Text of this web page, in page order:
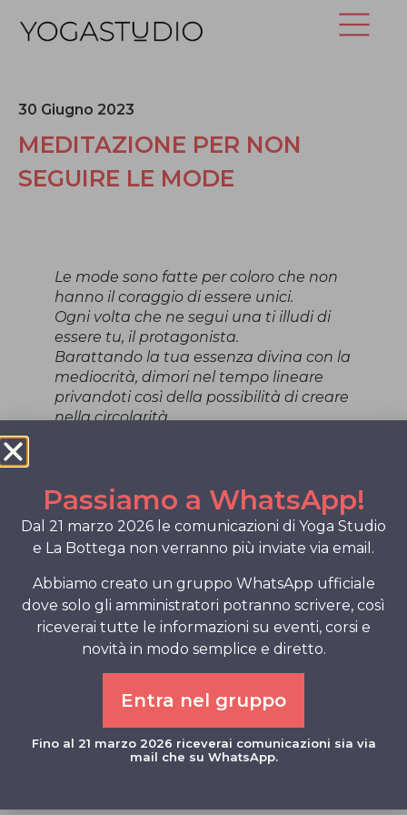
30 Giugno 2023
MEDITAZIONE PER NON
SEGUIRE LE MODE
Le mode sono fatte per coloro che non
hanno il coraggio di essere unici.
Ogni volta che ne segui una ti illudi di
essere tu, il protagonista.
Barattando la tua essenza divina con la
mediocrità, dimori nel tempo lineare
privandoti così della possibilità di creare
nella circolarità.
Inizia dalle piccole cose.
Cerca di farlo con il cibo abbinando
gusti insoliti.
Con l’abbigliamento indossando i capi
che scegli in modo non convenzionale
. . . magari il sotto per il sopra od il
davanti per il dietro.
Sii tu stesso a plasmare il momento
presente, non permettere mai che
accada il contrario!
Lo Staff di Yoga Studio
Passiamo a WhatsApp!
Dal 21 marzo 2026 le comunicazioni di Yoga Studio
e La Bottega non verranno più inviate via email.
Abbiamo creato un gruppo WhatsApp ufficiale
dove solo gli amministratori potranno scrivere, così
riceverai tutte le informazioni su eventi, corsi e
novità in modo semplice e diretto.
Entra nel gruppo
Fino al 21 marzo 2026 riceverai comunicazioni sia via
mail che su WhatsApp.